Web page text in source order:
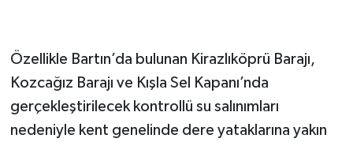
Özellikle Bartın’da bulunan Kirazlıköprü Barajı,
Kozcağız Barajı ve Kışla Sel Kapanı’nda
gerçekleştirilecek kontrollü su salınımları
nedeniyle kent genelinde dere yataklarına yakın